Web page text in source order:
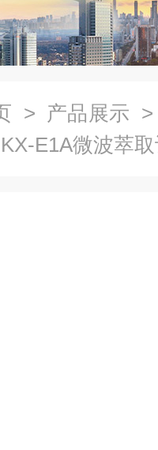
> 产品展示
E1A微波萃